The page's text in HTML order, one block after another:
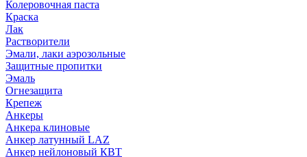
Колеровочная паста
Краска
Лак
Растворители
Эмали, лаки аэрозольные
Защитные пропитки
Эмаль
Огнезащита
Крепеж
Анкеры
Анкера клиновые
Анкер латунный LAZ
Анкер нейлоновый КВТ